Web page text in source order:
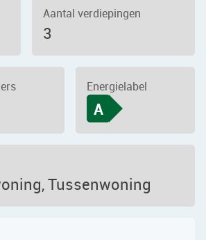
Aantal verdiepingen
3
Energielabel
A
Tussenwoning